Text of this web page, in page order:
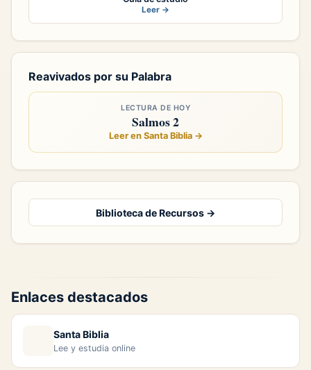
Leer →
Reavivados por su Palabra
LECTURA DE HOY
Salmos 2
Leer en Santa Biblia →
Biblioteca de Recursos →
Enlaces destacados
Santa Biblia
Lee y estudia online